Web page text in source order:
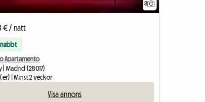
8
€ / natt
Apartamento
| Madrid (28017)
| Minst 2 veckor
Visa annons